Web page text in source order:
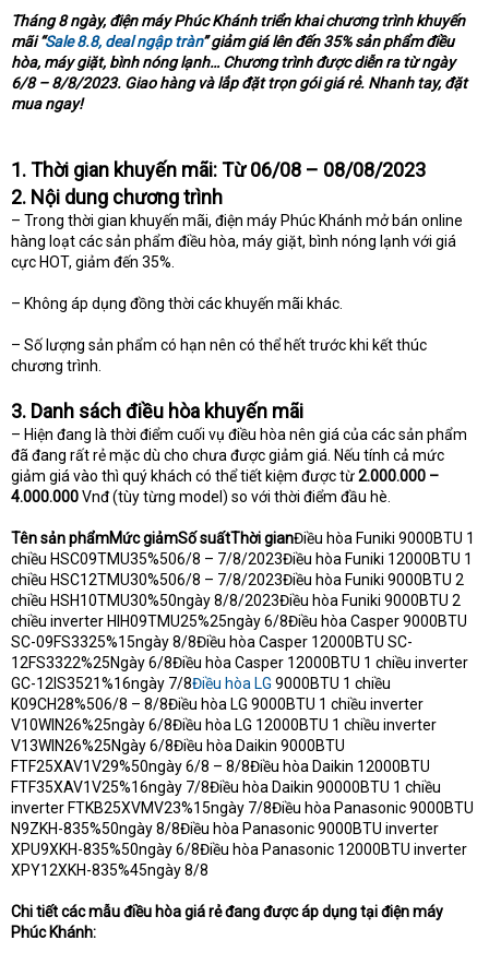
Tháng 8 ngày, điện máy Phúc Khánh triển khai chương trình khuyến
mãi “Sale 8.8, deal ngập tràn” giảm giá lên đến 35% sản phẩm điều
hòa, máy giặt, bình nóng lạnh… Chương trình được diễn ra từ ngày
6/8 – 8/8/2023. Giao hàng và lắp đặt trọn gói giá rẻ. Nhanh tay, đặt
mua ngay!
1. Thời gian khuyến mãi: Từ 06/08 – 08/08/2023
2. Nội dung chương trình
– Trong thời gian khuyến mãi, điện máy Phúc Khánh mở bán online
hàng loạt các sản phẩm điều hòa, máy giặt, bình nóng lạnh với giá
cực HOT, giảm đến 35%.
– Không áp dụng đồng thời các khuyến mãi khác.
– Số lượng sản phẩm có hạn nên có thể hết trước khi kết thúc
chương trình.
3. Danh sách điều hòa khuyến mãi
– Hiện đang là thời điểm cuối vụ điều hòa nên giá của các sản phẩm
đã đang rất rẻ mặc dù cho chưa được giảm giá. Nếu tính cả mức
giảm giá vào thì quý khách có thể tiết kiệm được từ2.000.000 –
4.000.000Vnđ (tùy từng model) so với thời điểm đầu hè.
Tên sản phẩmMức giảmSố suấtThời gianĐiều hòa Funiki 9000BTU 1
chiều HSC09TMU35%506/8 – 7/8/2023Điều hòa Funiki 12000BTU 1
chiều HSC12TMU30%506/8 – 7/8/2023Điều hòa Funiki 9000BTU 2
chiều HSH10TMU30%50ngày 8/8/2023Điều hòa Funiki 9000BTU 2
chiều inverter HIH09TMU25%25ngày 6/8Điều hòa Casper 9000BTU
SC-09FS3325%15ngày 8/8Điều hòa Casper 12000BTU SC-
12FS3322%25Ngày 6/8Điều hòa Casper 12000BTU 1 chiều inverter
GC-12IS3521%16ngày 7/8Điều hòa LG 9000BTU 1 chiều
K09CH28%506/8 – 8/8Điều hòa LG 9000BTU 1 chiều inverter
V10WIN26%25ngày 6/8Điều hòa LG 12000BTU 1 chiều inverter
V13WIN26%25Ngày 6/8Điều hòa Daikin 9000BTU
FTF25XAV1V29%50ngày 6/8 – 8/8Điều hòa Daikin 12000BTU
FTF35XAV1V25%16ngày 7/8Điều hòa Daikin 90000BTU 1 chiều
inverter FTKB25XVMV23%15ngày 7/8Điều hòa Panasonic 9000BTU
N9ZKH-835%50ngày 8/8Điều hòa Panasonic 9000BTU inverter
XPU9XKH-835%50ngày 6/8Điều hòa Panasonic 12000BTU inverter
XPY12XKH-835%45ngày 8/8
Chi tiết các mẫu điều hòa giá rẻ đang được áp dụng tại điện máy
Phúc Khánh: